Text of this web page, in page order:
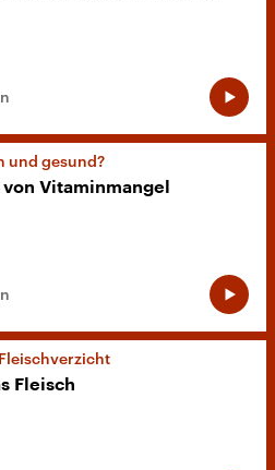
und gesund?
von Vitaminmangel
Fleisch